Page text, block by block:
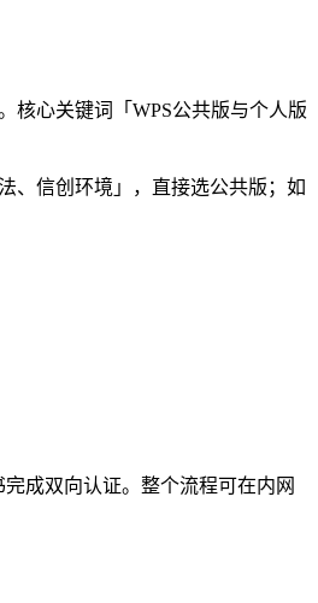
核心关键词「WPS公共版与个人版
、信创环境」，直接选公共版；如
成双向认证。整个流程可在内网